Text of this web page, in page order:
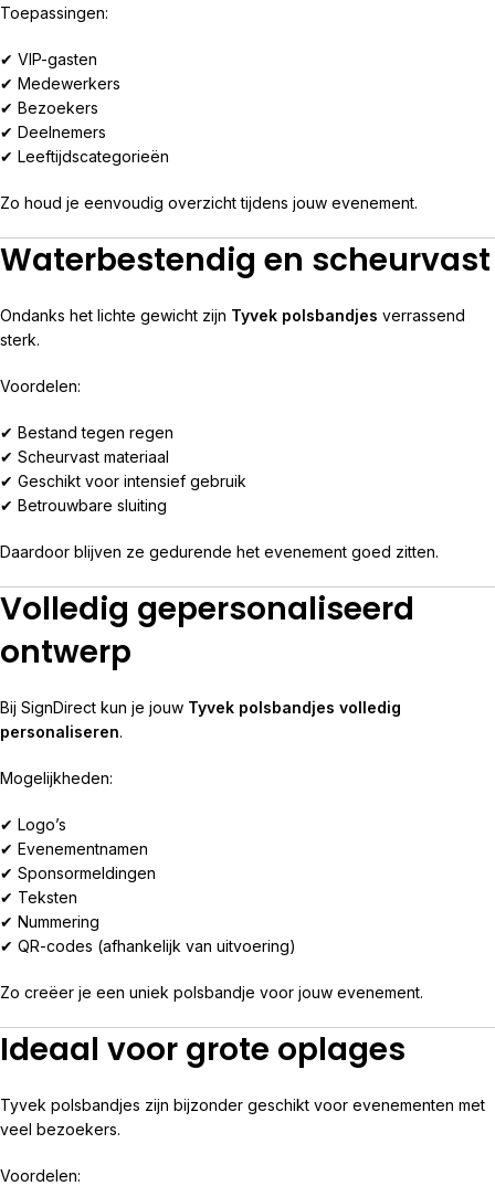
Toepassingen:
✔ VIP-gasten
✔ Medewerkers
✔ Bezoekers
✔ Deelnemers
✔ Leeftijdscategorieën
Zo houd je eenvoudig overzicht tijdens jouw evenement.
Waterbestendig en scheurvast
Ondanks het lichte gewicht zijn Tyvek polsbandjes verrassend
sterk.
Voordelen:
✔ Bestand tegen regen
✔ Scheurvast materiaal
✔ Geschikt voor intensief gebruik
✔ Betrouwbare sluiting
Daardoor blijven ze gedurende het evenement goed zitten.
Volledig gepersonaliseerd
ontwerp
Bij SignDirect kun je jouw Tyvek polsbandjes volledig
personaliseren.
Mogelijkheden:
✔ Logo’s
✔ Evenementnamen
✔ Sponsormeldingen
✔ Teksten
✔ Nummering
✔ QR-codes (afhankelijk van uitvoering)
Zo creëer je een uniek polsbandje voor jouw evenement.
Ideaal voor grote oplages
Tyvek polsbandjes zijn bijzonder geschikt voor evenementen met
veel bezoekers.
Voordelen: